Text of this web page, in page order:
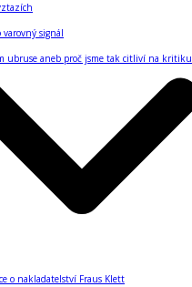
signál
ubruse aneb proč jsme tak citliví na kritiku
o nakladatelství Fraus Klett